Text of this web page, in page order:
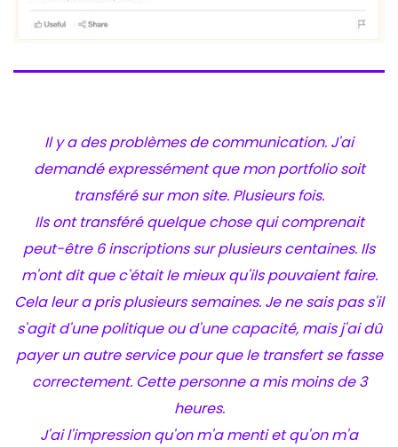
Il y a des problèmes de communication. J'ai
demandé expressément que mon portfolio soit
transféré sur mon site. Plusieurs fois.
Ils ont transféré quelque chose qui comprenait
peut-être 6 inscriptions sur plusieurs centaines. Ils
m'ont dit que c'était le mieux qu'ils pouvaient faire.
Cela leur a pris plusieurs semaines. Je ne sais pas s'il
s'agit d'une politique ou d'une capacité, mais j'ai dû
payer un autre service pour que le transfert se fasse
correctement. Cette personne a mis moins de 3
heures.
J'ai l'impression qu'on m'a menti et qu'on m'a